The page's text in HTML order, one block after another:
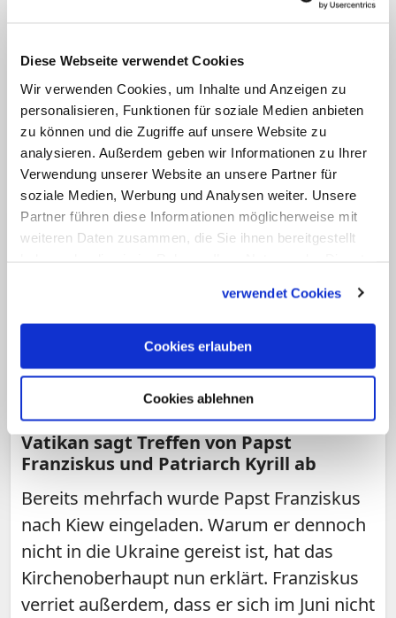
Diese Webseite verwendet Cookies
Wir verwenden Cookies, um Inhalte und Anzeigen zu
personalisieren, Funktionen für soziale Medien anbieten
zu können und die Zugriffe auf unsere Website zu
analysieren. Außerdem geben wir Informationen zu Ihrer
Verwendung unserer Website an unsere Partner für
soziale Medien, Werbung und Analysen weiter. Unsere
Partner führen diese Informationen möglicherweise mit
weiteren Daten zusammen, die Sie ihnen bereitgestellt
verwendet Cookies
Cookies erlauben
Cookies ablehnen
Tisch", antwortete er auf eine
während seines Flugs von Rom nach
MaltaAnfang April. (cbr/KNA)
Kirchenoberhaupt erklärt, warum er nicht
nach Kiew reist
Vatikan sagt Treffen von Papst
Franziskus und Patriarch Kyrill ab
Bereits mehrfach wurde Papst Franziskus
nach Kiew eingeladen. Warum er dennoch
nicht in die Ukraine gereist ist, hat das
Kirchenoberhaupt nun erklärt. Franziskus
verriet außerdem, dass er sich im Juni nicht